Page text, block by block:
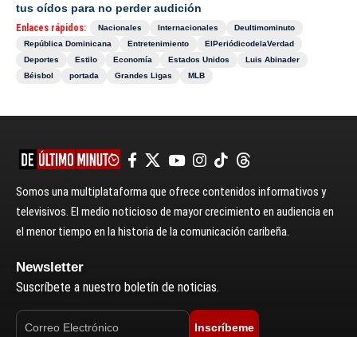
tus oídos para no perder audición
Enlaces rápidos: Nacionales Internacionales
Deultimominuto
República Dominicana
Entretenimiento
ElPeriódicodelaVerdad
Deportes
Estilo Economía Estados Unidos
Luis Abinader
Béisbol
portada Grandes Ligas MLB
Somos una multiplataforma que ofrece contenidos informativos y
televisivos. El medio noticioso de mayor crecimiento en audiencia en
el menor tiempo en la historia de la comunicación caribeña.
Newsletter
Suscríbete a nuestro boletín de noticias.
Inscríbeme